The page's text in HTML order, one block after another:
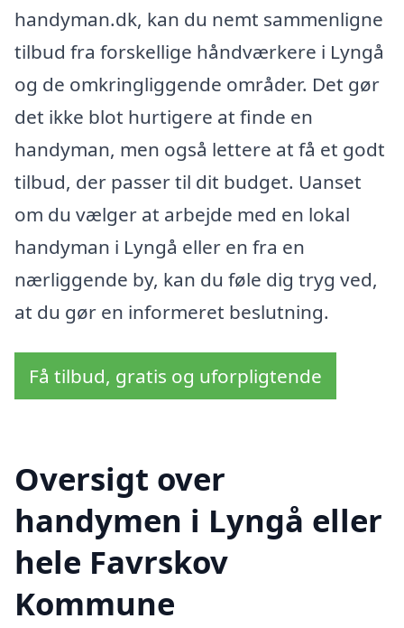
handyman.dk, kan du nemt sammenligne
tilbud fra forskellige håndværkere i Lyngå
og de omkringliggende områder. Det gør
det ikke blot hurtigere at finde en
handyman, men også lettere at få et godt
tilbud, der passer til dit budget. Uanset
om du vælger at arbejde med en lokal
handyman i Lyngå eller en fra en
nærliggende by, kan du føle dig tryg ved,
at du gør en informeret beslutning.
Få tilbud, gratis og uforpligtende
Oversigt over
handymen i Lyngå eller
hele Favrskov
Kommune